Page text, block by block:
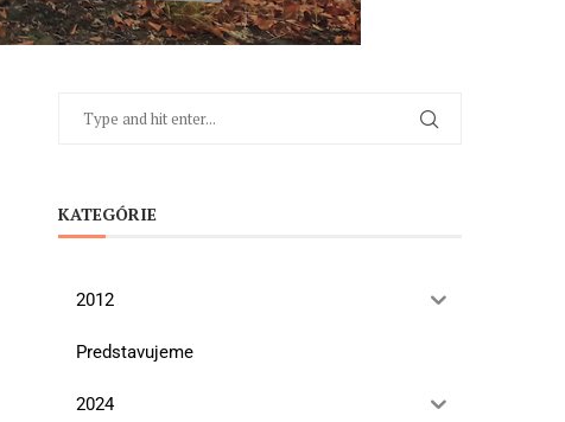
KATEGÓRIE
2012
Predstavujeme
2024